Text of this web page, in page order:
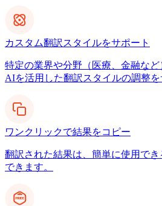
カスタム翻訳スタイルをサポート
特定の業界や分野（医療、金融など
AIを活用した翻訳スタイルの調整を
ワンクリックで結果をコピー
翻訳された結果は、簡単に使用で
できます。